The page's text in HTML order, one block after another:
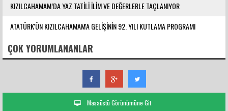
KIZILCAHAMAM’DA YAZ TATİLİ İLİM VE DEĞERLERLE TAÇLANIYOR
ATATÜRK'ÜN KIZILCAHAMAM'A GELİŞİNİN 92. YILI KUTLAMA PROGRAMI
DÜZENLENDİ
ÇOK YORUMLANANLAR
Masaüstü Görünümüne Git